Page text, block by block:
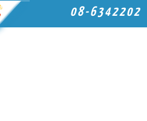
08-6342202